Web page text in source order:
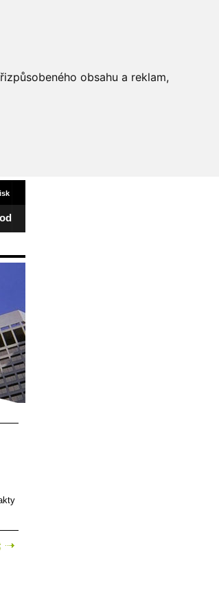
obsahu a reklam,